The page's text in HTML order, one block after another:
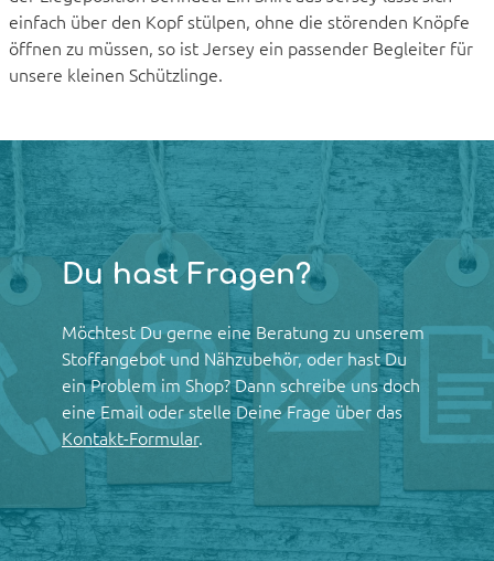
einfach über den Kopf stülpen, ohne die störenden Knöpfe
öffnen zu müssen, so ist Jersey ein passender Begleiter für
unsere kleinen Schützlinge.
Du hast Fragen?
Möchtest Du gerne eine Beratung zu unserem
Stoffangebot und Nähzubehör, oder hast Du
ein Problem im Shop? Dann schreibe uns doch
eine Email oder stelle Deine Frage über das
Kontakt-Formular.